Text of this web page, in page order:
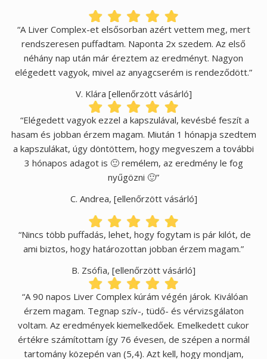
“A Liver Complex-et elsősorban azért vettem meg, mert
rendszeresen puffadtam. Naponta 2x szedem. Az első
néhány nap után már éreztem az eredményt. Nagyon
elégedett vagyok, mivel az anyagcserém is rendeződött.”
V. Klára [ellenőrzött vásárló]
“Elégedett vagyok ezzel a kapszulával, kevésbé feszít a
hasam és jobban érzem magam. Miután 1 hónapja szedtem
a kapszulákat, úgy döntöttem, hogy megveszem a további
3 hónapos adagot is 🙂 remélem, az eredmény le fog
nyűgözni 🙂”
C. Andrea, [ellenőrzött vásárló]
“Nincs több puffadás, lehet, hogy fogytam is pár kilót, de
ami biztos, hogy határozottan jobban érzem magam.”
B. Zsófia, [ellenőrzött vásárló]
“A 90 napos Liver Complex kúrám végén járok. Kiválóan
érzem magam. Tegnap szív-, tüdő- és vérvizsgálaton
voltam. Az eredmények kiemelkedőek. Emelkedett cukor
értékre számítottam így 76 évesen, de szépen a normál
tartomány közepén van (5,4). Azt kell, hogy mondjam,